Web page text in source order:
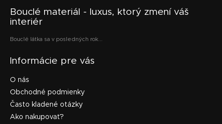
Bouclé materiál - luxus, ktorý zmení váš
interiér
Bouclé látka sa v posledných rok...
Informácie pre vás
O nás
Obchodné podmienky
Často kladené otázky
Ako nakupovať?